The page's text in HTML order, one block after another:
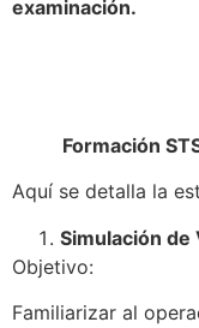
examinación.
Formación
Aquí se detalla la
Simulación de
Objetivo:
Familiarizar al